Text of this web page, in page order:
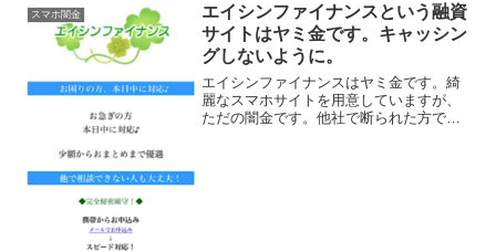
スマホ闇金
エイシンファイナンスという融資
サイトはヤミ金です。キャッシン
グしないように。
エイシンファイナンスはヤミ金です。綺
麗なスマホサイトを用意していますが、
ただの闇金です。他社で断られた方でも